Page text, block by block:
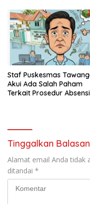
Staf Puskesmas
Akui Ada Salah Paham
Terkait Prosedur
Tinggalkan Balasan
Alamat email Anda tidak
ditandai *